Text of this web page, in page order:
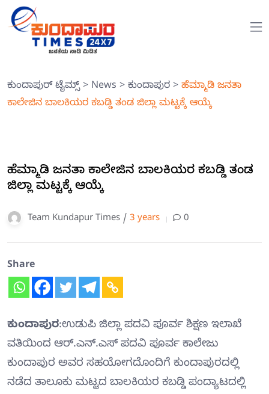
ಕುಂದಾಪುರ್ ಟೈಮ್ಸ್> News > ಕುಂದಾಪುರ > ಹೆಮ್ಮಾಡಿ ಜನತಾ
ಕಾಲೇಜಿನ ಬಾಲಕಿಯರ ಕಬಡ್ಡಿ ತಂಡ ಜಿಲ್ಲಾ ಮಟ್ಟಕ್ಕೆ ಆಯ್ಕೆ
ಹೆಮ್ಮಾಡಿ ಜನತಾ ಕಾಲೇಜಿನ ಬಾಲಕಿಯರ ಕಬಡ್ಡಿ ತಂಡ
ಜಿಲ್ಲಾ ಮಟ್ಟಕ್ಕೆ ಆಯ್ಕೆ
Team Kundapur Times / 3 years 0
Share
ಕುಂದಾಪುರ:ಉಡುಪಿ ಜಿಲ್ಲಾ ಪದವಿ ಪೂರ್ವ ಶಿಕ್ಷಣ ಇಲಾಖೆ
ವತಿಯಿಂದ ಆರ್.ಎನ್.ಎಸ್ ಪದವಿ ಪೂರ್ವ ಕಾಲೇಜು
ಕುಂದಾಪುರ ಅವರ ಸಹಯೋಗದೊಂದಿಗೆ ಕುಂದಾಪುರದಲ್ಲಿ
ನಡೆದ ತಾಲೂಕು ಮಟ್ಟದ ಬಾಲಕಿಯರ ಕಬಡ್ಡಿ ಪಂದ್ಯಾಟದಲ್ಲಿ